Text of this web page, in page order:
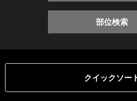
部位検索
クイックソー